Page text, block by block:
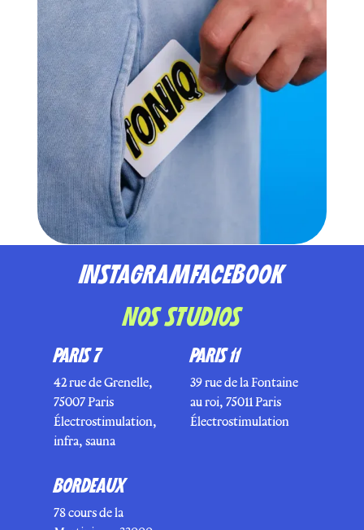
INSTAGRAMFACEBOOK
NOS STUDIOS
PARIS 7
42 rue de Grenelle,
75007 Paris
Électrostimulation,
infra, sauna
PARIS 11
39 rue de la Fontaine
au roi, 75011 Paris
Électrostimulation
BORDEAUX
78 cours de la